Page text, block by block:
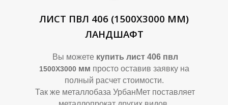
ЛИСТ ПВЛ 406 (1500Х3000 ММ)
ЛАНДШАФТ
Вы можете купить лист 406 пвл
1500Х3000 мм просто оставив заявку на
полный расчет стоимости.
Так же металлобаза УрбанМет поставляет